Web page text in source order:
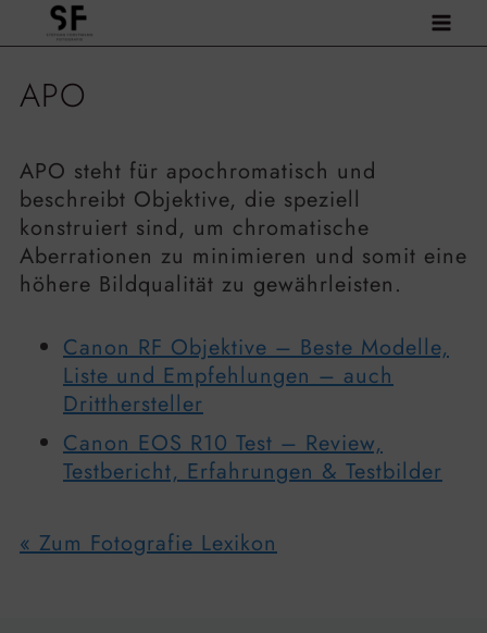
Inhalt
APO
APO steht für apochromatisch und
beschreibt Objektive, die speziell
konstruiert sind, um chromatische
Aberrationen zu minimieren und somit eine
höhere Bildqualität zu gewährleisten.
Canon RF Objektive – Beste Modelle,
Liste und Empfehlungen – auch
Dritthersteller
Canon EOS R10 Test – Review,
Testbericht, Erfahrungen & Testbilder
« Zum Fotografie Lexikon